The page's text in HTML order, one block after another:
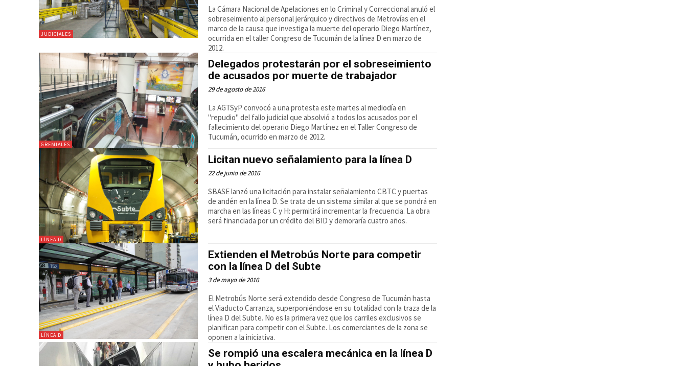
JUDICIALES
La Cámara Nacional de Apelaciones en lo Criminal y Correccional anuló el
sobreseimiento al personal jerárquico y directivos de Metrovías en el
marco de la causa que investiga la muerte del operario Diego Martínez,
ocurrida en el taller Congreso de Tucumán de la línea D en marzo de
2012.
GREMIALES
Delegados protestarán por el sobreseimiento
de acusados por muerte de trabajador
29 de agosto de 2016
La AGTSyP convocó a una protesta este martes al mediodía en
"repudio" del fallo judicial que absolvió a todos los acusados por el
fallecimiento del operario Diego Martínez en el Taller Congreso de
Tucumán, ocurrido en marzo de 2012.
LÍNEA D
Licitan nuevo señalamiento para la línea D
22 de junio de 2016
SBASE lanzó una licitación para instalar señalamiento CBTC y puertas
de andén en la línea D. Se trata de un sistema similar al que se pondrá en
marcha en las líneas C y H: permitirá incrementar la frecuencia. La obra
será financiada por un crédito del BID y demoraría cuatro años.
LÍNEA D
Extienden el Metrobús Norte para competir
con la línea D del Subte
3 de mayo de 2016
El Metrobús Norte será extendido desde Congreso de Tucumán hasta
el Viaducto Carranza, superponiéndose en su totalidad con la traza de la
línea D del Subte. No es la primera vez que los carriles exclusivos se
planifican para competir con el Subte. Los comerciantes de la zona se
oponen a la iniciativa.
Se rompió una escalera mecánica en la línea D